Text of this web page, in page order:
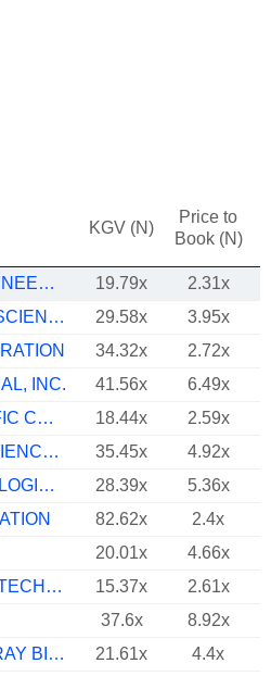
KGV (N)
Price to
Book (N)
SIEMENS HEALTHINEERS AG 19.79x
2.31x
THERMO FISHER SCIENTIFIC, INC.
29.58x
3.95x
34.32x
2.72x
INC.
41.56x
6.49x
BOSTON SCIENTIFIC CORPORATION
18.44x
2.59x
EDWARDS LIFESCIENCES CORPORATION
35.45x
4.92x
AGILENT TECHNOLOGIES, INC.
28.39x
5.36x
82.62x
2.4x
20.01x
4.66x
GE HEALTHCARE TECHNOLOGIES INC.
15.37x
2.61x
37.6x
8.92x
SHENZHEN MINDRAY BIO-MEDICAL ELECTRONICS CO., LTD.
21.61x
4.4x